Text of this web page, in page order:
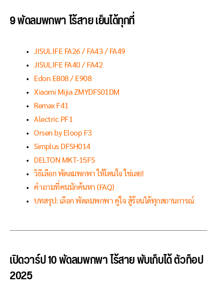
9 พัดลมพกพา ไร้สาย เย็นได้ทุกที่
JISULIFE FA26 / FA43 / FA49
JISULIFE FA40 / FA42
Edon E808 / E908
Xiaomi Mijia ZMYDFS01DM
Remax F41
Alectric PF1
Orsen by Eloop F3
Simplus DFSH014
DELTON MKT-15FS
วิธีเลือก พัดลมพกพา ให้โดนใจ ใช่เลย!
คำถามที่คนมักค้นหา (FAQ)
บทสรุป: เลือก พัดลมพกพา คู่ใจ สู้ร้อนได้ทุกสถานการณ์
เปิดวาร์ป 10 พัดลมพกพา ไร้สาย พับเก็บได้ ตัวท็อป
2025